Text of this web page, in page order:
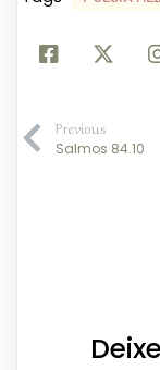
Previous
Salmos 84.10